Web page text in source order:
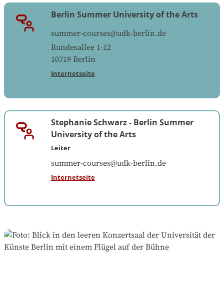
Berlin Summer University of the Arts
summer-courses@udk-berlin.de
Bundesallee 1-12
10719 Berlin
Internetseite
Stephanie Schwarz - Berlin Summer
University of the Arts
Leiter
summer-courses@udk-berlin.de
Internetseite